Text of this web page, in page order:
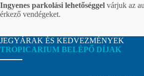
Ingyenes parkolási lehetőséggel várjuk az
érkező vendégeket.
JEGYÁRAK ÉS KEDVEZMÉNYEK
TROPICARIUM BELÉPŐ DÍJAK